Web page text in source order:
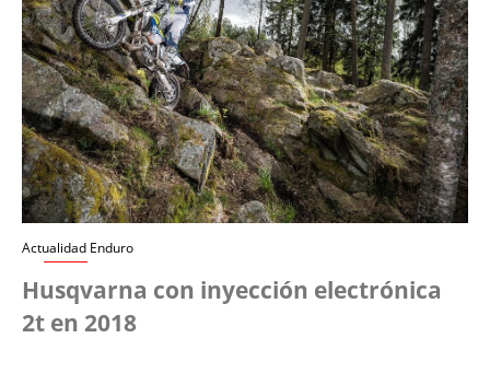
Sobre Ruedas
Competición
Sanción a Bezzecchi…
¿Máximo rectifica? | Diálogos
Sobre Ruedas
Competición
Actualidad Enduro
Husqvarna con inyección electrónica
2t en 2018